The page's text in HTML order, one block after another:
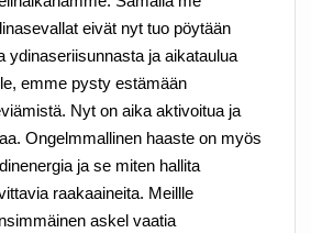
eivät nyt tuo pöytään
ydinaseriisunnasta ja aikataulua
emme pysty estämään
Nyt on aika aktivoitua ja
Ongelmmallinen haaste on myös
ja se miten hallita
raakaaineita. Meillle
askel vaatia